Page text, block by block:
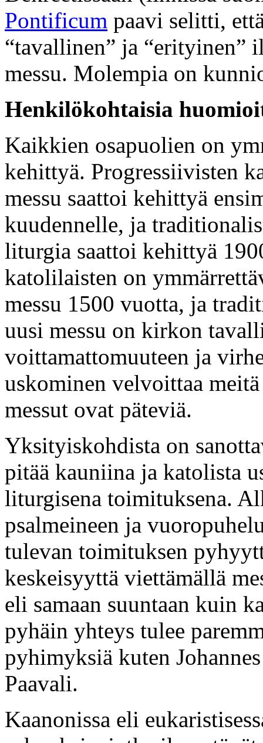
Pontificum paavi selitti,
“tavallinen” ja “erityinen”
messu. Molempia on
Henkilökohtaisia
Kaikkien osapuolien on
kehittyä. Progressiivisten
messu saattoi kehittyä
kuudennelle, ja
liturgia saattoi kehittyä
katolilaisten on
messu 1500 vuotta, ja
uusi messu on kirkon
voittamattomuuteen ja
uskominen velvoittaa
messut ovat päteviä.
Yksityiskohdista on
pitää kauniina ja katolista
liturgisena toimituksena.
psalmeineen ja
tulevan toimituksen
keskeisyyttä viettämällä
eli samaan suuntaan kuin
pyhäin yhteys tulee
pyhimyksiä kuten
Paavali.
Kaanonissa eli